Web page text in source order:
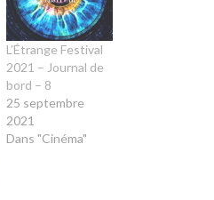
L’Étrange Festival
2021 – Journal de
bord – 8
25 septembre
2021
Dans "Cinéma"